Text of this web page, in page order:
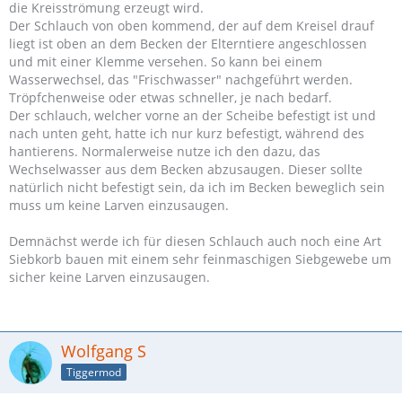
die Kreisströmung erzeugt wird.
Der Schlauch von oben kommend, der auf dem Kreisel drauf
liegt ist oben an dem Becken der Elterntiere angeschlossen
und mit einer Klemme versehen. So kann bei einem
Wasserwechsel, das "Frischwasser" nachgeführt werden.
Tröpfchenweise oder etwas schneller, je nach bedarf.
Der schlauch, welcher vorne an der Scheibe befestigt ist und
nach unten geht, hatte ich nur kurz befestigt, während des
hantierens. Normalerweise nutze ich den dazu, das
Wechselwasser aus dem Becken abzusaugen. Dieser sollte
natürlich nicht befestigt sein, da ich im Becken beweglich sein
muss um keine Larven einzusaugen.
Demnächst werde ich für diesen Schlauch auch noch eine Art
Siebkorb bauen mit einem sehr feinmaschigen Siebgewebe um
sicher keine Larven einzusaugen.
Wolfgang S
Tiggermod